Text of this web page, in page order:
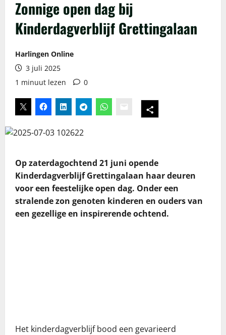
Zonnige open dag bij
Kinderdagverblijf Grettingalaan
Harlingen Online
3 juli 2025
1 minuut lezen
0
Op zaterdagochtend 21 juni opende
Kinderdagverblijf Grettingalaan haar deuren
voor een feestelijke open dag. Onder een
stralende zon genoten kinderen en ouders van
een gezellige en inspirerende ochtend.
Het kinderdagverblijf bood een gevarieerd